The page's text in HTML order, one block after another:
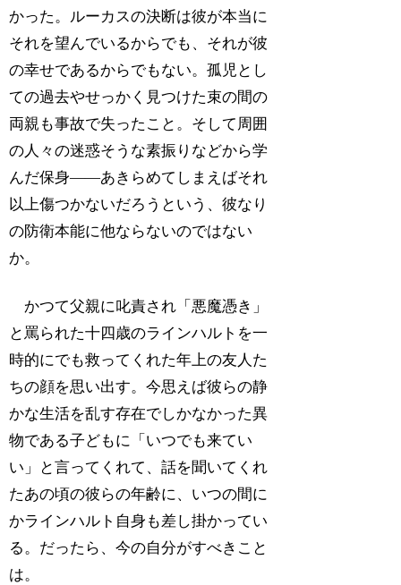
かった。ルーカスの決断は彼が本当に
それを望んでいるからでも、それが彼
の幸せであるからでもない。孤児とし
ての過去やせっかく見つけた束の間の
両親も事故で失ったこと。そして周囲
の人々の迷惑そうな素振りなどから学
んだ保身――あきらめてしまえばそれ
以上傷つかないだろうという、彼なり
の防衛本能に他ならないのではない
か。
かつて父親に叱責され「悪魔憑き」
と罵られた十四歳のラインハルトを一
時的にでも救ってくれた年上の友人た
ちの顔を思い出す。今思えば彼らの静
かな生活を乱す存在でしかなかった異
物である子どもに「いつでも来てい
い」と言ってくれて、話を聞いてくれ
たあの頃の彼らの年齢に、いつの間に
かラインハルト自身も差し掛かってい
る。だったら、今の自分がすべきこと
は。